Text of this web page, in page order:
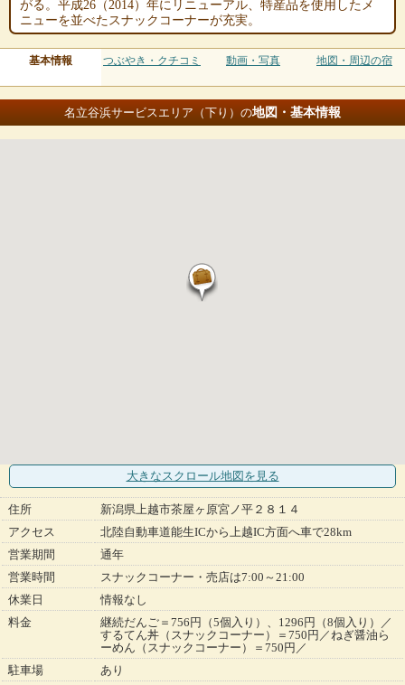
がる。平成26（2014）年にリニューアル、特産品を使用したメ
ニューを並べたスナックコーナーが充実。
基本情報 つぶやき・クチコミ 動画・写真 地図・周辺の宿
名立谷浜サービスエリア（下り）の地図・基本情報
大きなスクロール地図 を見る
住所
新潟県上越市茶屋ヶ原宮ノ平２８１４
アクセス
北陸自動車道能生ICから上越IC方面へ車で28km
営業期間
通年
営業時間
スナックコーナー・売店は7:00～21:00
休業日
情報なし
料金
継続だんご＝756円（5個入り）、1296円（8個入り）／
するてん丼（スナックコーナー）＝750円／ねぎ醤油ら
ーめん（スナックコーナー）＝750円／
駐車場
あり